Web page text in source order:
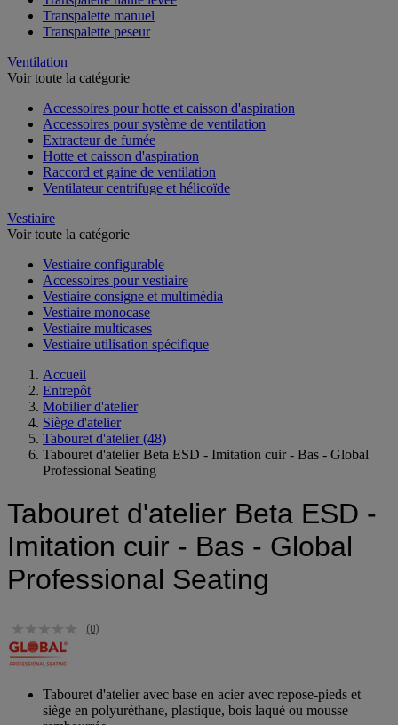
Transpalette manuel
Transpalette peseur
Ventilation
Voir toute la catégorie
Accessoires pour hotte et caisson d'aspiration
Accessoires pour système de ventilation
Extracteur de fumée
Hotte et caisson d'aspiration
Raccord et gaine de ventilation
Ventilateur centrifuge et hélicoïde
Vestiaire
Voir toute la catégorie
Vestiaire configurable
Accessoires pour vestiaire
Vestiaire consigne et multimédia
Vestiaire monocase
Vestiaire multicases
Vestiaire utilisation spécifique
Accueil
Entrepôt
Mobilier d'atelier
Siège d'atelier
Tabouret d'atelier (48)
Tabouret d'atelier Beta ESD - Imitation cuir - Bas - Global
Professional Seating
Tabouret d'atelier Beta ESD -
Imitation cuir - Bas - Global
Professional Seating
(0)
Tabouret d'atelier avec base en acier avec repose-pieds et
siège en polyuréthane, plastique, bois laqué ou mousse